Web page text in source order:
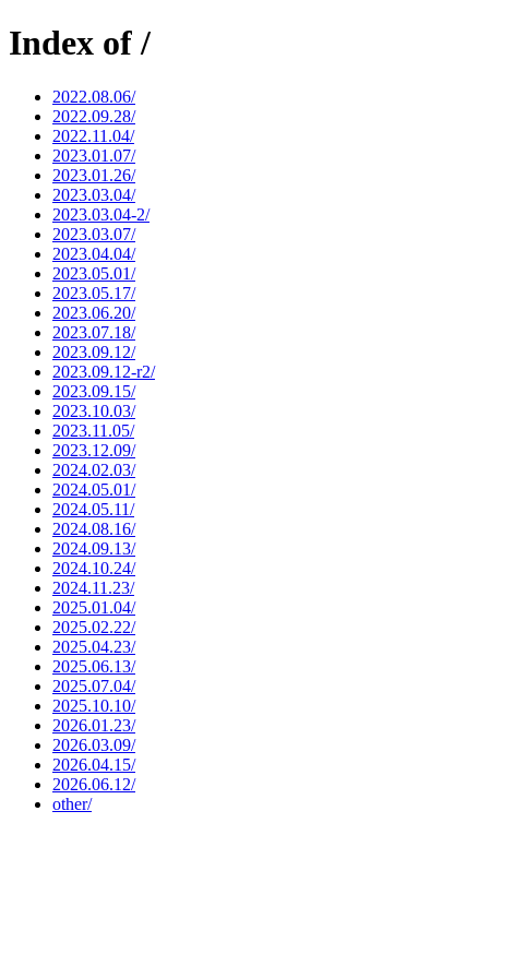
Index of /
2022.08.06/
2022.09.28/
2022.11.04/
2023.01.07/
2023.01.26/
2023.03.04/
2023.03.04-2/
2023.03.07/
2023.04.04/
2023.05.01/
2023.05.17/
2023.06.20/
2023.07.18/
2023.09.12/
2023.09.12-r2/
2023.09.15/
2023.10.03/
2023.11.05/
2023.12.09/
2024.02.03/
2024.05.01/
2024.05.11/
2024.08.16/
2024.09.13/
2024.10.24/
2024.11.23/
2025.01.04/
2025.02.22/
2025.04.23/
2025.06.13/
2025.07.04/
2025.10.10/
2026.01.23/
2026.03.09/
2026.04.15/
2026.06.12/
other/